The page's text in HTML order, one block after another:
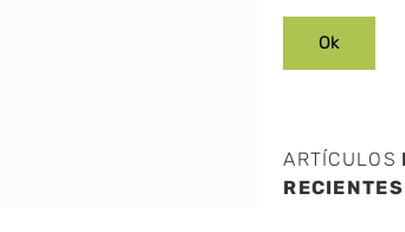
ARTÍCULOS
RECIENTES